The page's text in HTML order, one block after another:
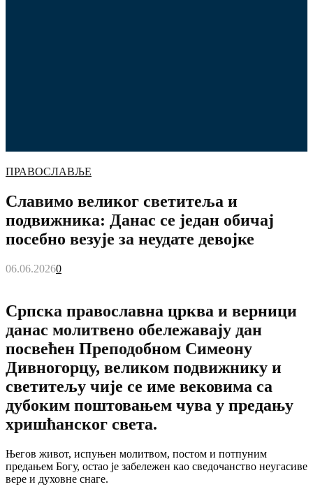
ПРАВОСЛАВЉЕ
Славимо великог светитеља и
подвижника: Данас се један обичај
посебно везује за неудате девојке
06.06.20260
Српска православна црква и верници
данас молитвено обележавају дан
посвећен Преподобном Симеону
Дивногорцу, великом подвижнику и
светитељу чије се име вековима са
дубоким поштовањем чува у предању
хришћанског света.
Његов живот, испуњен молитвом, постом и потпуним
предањем Богу, остао је забележен као сведочанство неугасиве
вере и духовне снаге.